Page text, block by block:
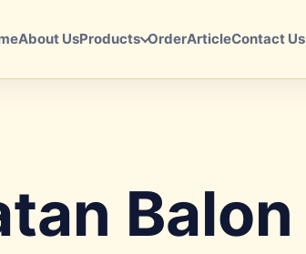
About UsProducts OrderArticleContact Us
Balon